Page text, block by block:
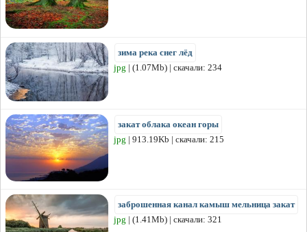
зима река снег лёд
jpg | (1.07Mb) | скачали: 234
закат облака океан горы
jpg | 913.19Kb | скачали: 215
заброшенная канал камыш мельница закат
jpg | (1.41Mb) | скачали: 321